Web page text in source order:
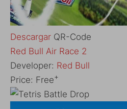
Descargar QR-Code
Red Bull Air Race 2
Developer: Red Bull
Price: Free+